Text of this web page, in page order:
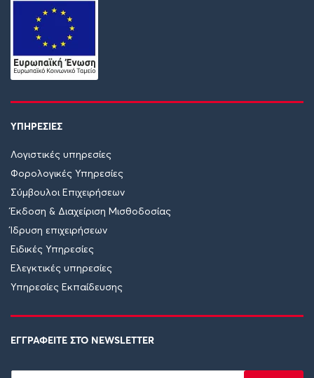
ΥΠΗΡΕΣΙΕΣ
Λογιστικές υπηρεσίες
Φορολογικές Υπηρεσίες
Σύμβουλοι Επιχειρήσεων
Έκδοση & Διαχείριση Μισθοδοσίας
Ίδρυση επιχειρήσεων
Ειδικές Υπηρεσίες
Ελεγκτικές υπηρεσίες
Υπηρεσίες Εκπαίδευσης
ΕΓΓΡΑΦΕΙΤΕ ΣΤΟ NEWSLETTER